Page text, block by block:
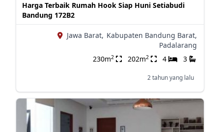
Harga Terbaik Rumah Hook Siap Huni Setiabudi
Bandung 172B2
Jawa Barat, Kabupaten Bandung Barat,
Padalarang
230m2 202m2 4 3
2 tahun yang lalu